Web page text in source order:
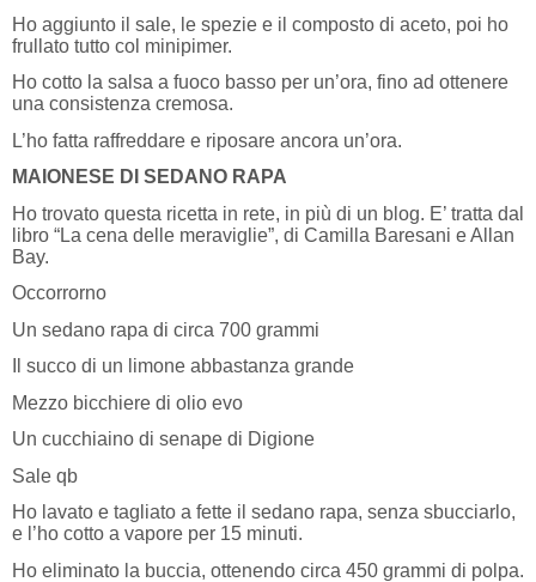
Ho aggiunto il sale, le spezie e il composto di aceto, poi ho
frullato tutto col minipimer.
Ho cotto la salsa a fuoco basso per un’ora, fino ad ottenere
una consistenza cremosa.
L’ho fatta raffreddare e riposare ancora un’ora.
MAIONESE DI SEDANO RAPA
Ho trovato questa ricetta in rete, in più di un blog. E’ tratta dal
libro “La cena delle meraviglie”, di Camilla Baresani e Allan
Bay.
Occorrorno
Un sedano rapa di circa 700 grammi
Il succo di un limone abbastanza grande
Mezzo bicchiere di olio evo
Un cucchiaino di senape di Digione
Sale qb
Ho lavato e tagliato a fette il sedano rapa, senza sbucciarlo,
e l’ho cotto a vapore per 15 minuti.
Ho eliminato la buccia, ottenendo circa 450 grammi di polpa.